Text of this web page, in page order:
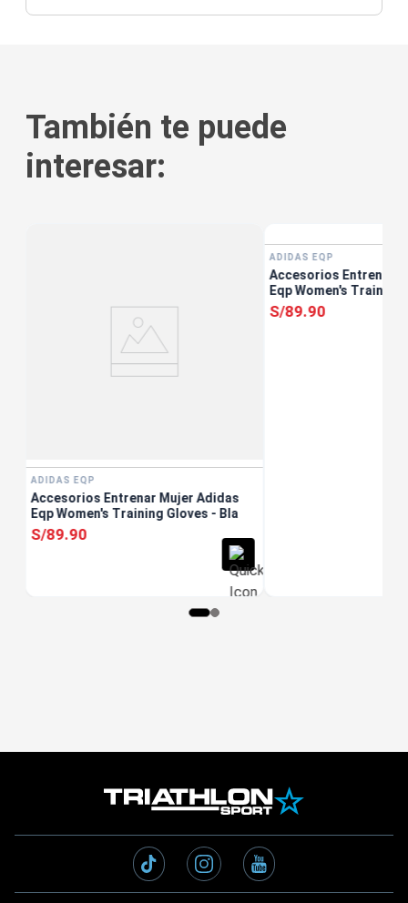
También te puede
interesar:
ADIDAS EQP
Accesorios Entrenar Mujer Adidas
Eqp Women's Training Gloves - Bla
S/89.90
ADIDAS EQP
Accesorios Entrenar
Eqp Women's Training
S/89.90